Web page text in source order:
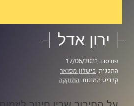
ירון אדל
פורסם: 17/06/2021
התכנית: כישלון מפואר
קרדיט תמונות: המזקקה